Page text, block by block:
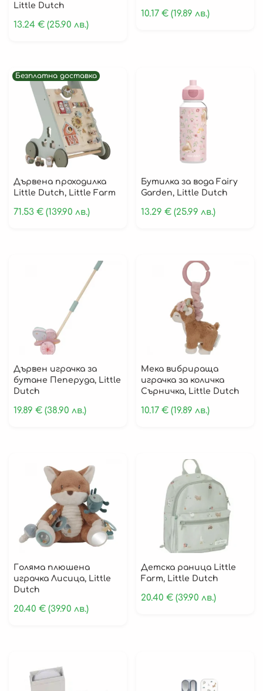
Flowers & Butterflies
Идеи за подаръци
Бутилки за вода
Кутии за храна
Съдове и прибори
Кошове
Кутии
Органайзери
Прибори за Хранене
Подложки за Хранане
Бебешки Четки за Зъби
Детски кутии за храна
Бутилки и чаши за вода
Аксесоари за Вкъщи
Детски Хавлии за Баня
Бебешки Пелени
Бебешки Одеяла
Little Dutch
13.24 € (25.90 лв.)
10.17€ (19.89 лв.)
Безплатна доставка
Дървенa проходилка
Little Dutch, Little Farm
71.53 € (139.90 лв.)
Бутилка за вода Fairy
Garden, Little Dutch
13.29€ (25.99 лв.)
Дървен играчка за
бутане Пеперуда, Little
Dutch
19.89 € (38.90 лв.)
Мека вибрираща
играчка за количка
Сърничка, Little Dutch
10.17€ (19.89 лв.)
Голяма плюшена
играчка Лисица, Little
Dutch
20.40 € (39.90 лв.)
Детска раница Little
Farm, Little Dutch
20.40€ (39.90 лв.)